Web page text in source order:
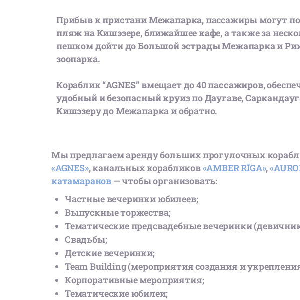
Прибыв кпристани Межапарка, пассажиры могут
пляж на Кишэзере,ближайшее кафе, а также за
пешком дойти доБольшой эстрады Межапаркаи
зоопарка.
Кораблик “AGNES” вмещает до40 пассажиров,
удобный и безопасный круизпоДаугаве,
Кишэзерудо Межапарка и обратно.
Мы предлагаем аренду больших прогулочных
«AGNES», канальных корабликов«AMBER RĪGA»,
катамаранов — чтобы организовать:
Частные вечеринки юбилеев;
Выпускные торжества;
Тематические предсвадебные вечеринки
Свадьбы;
Детские вечеринки;
Team Building (мероприятия создания и
Корпоративные мероприятия;
Тематические юбилеи;